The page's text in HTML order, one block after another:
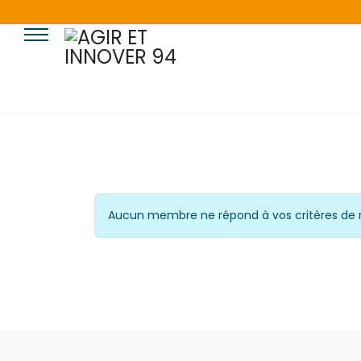
Aucun membre ne répond à vos critères de